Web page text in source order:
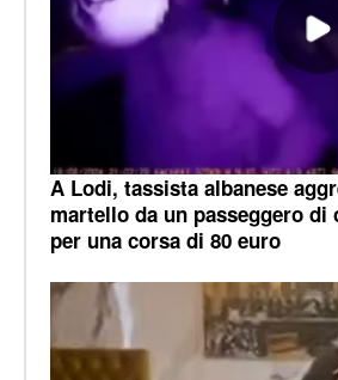
A Lodi, tassista albanese
martello da un passeggero di
per una corsa di 80 euro